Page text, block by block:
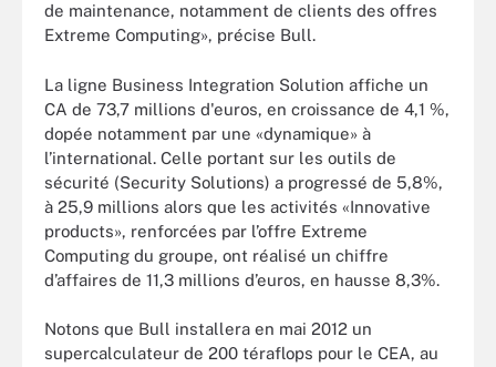
de maintenance, notamment de clients des offres
Extreme Computing», précise Bull.
La ligne Business Integration Solution affiche un
CA de 73,7 millions d'euros, en croissance de 4,1 %,
dopée notamment par une «dynamique» à
l’international. Celle portant sur les outils de
sécurité (Security Solutions) a progressé de 5,8%,
à 25,9 millions alors que les activités «Innovative
products», renforcées par l’offre Extreme
Computing du groupe, ont réalisé un chiffre
d’affaires de 11,3 millions d’euros, en hausse 8,3%.
Notons que Bull installera en mai 2012 un
supercalculateur de 200 téraflops pour le CEA, au